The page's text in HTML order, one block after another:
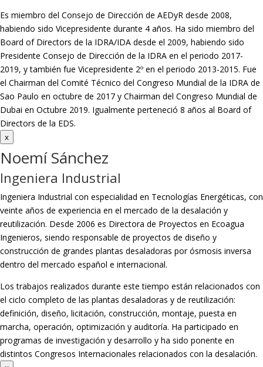
Es miembro del Consejo de Dirección de AEDyR desde 2008,
habiendo sido Vicepresidente durante 4 años. Ha sido miembro del
Board of Directors de la IDRA/IDA desde el 2009, habiendo sido
Presidente Consejo de Dirección de la IDRA en el periodo 2017-
2019, y también fue Vicepresidente 2º en el periodo 2013-2015. Fue
el Chairman del Comité Técnico del Congreso Mundial de la IDRA de
Sao Paulo en octubre de 2017 y Chairman del Congreso Mundial de
Dubai en Octubre 2019. Igualmente perteneció 8 años al Board of
Directors de la EDS.
x
Noemí Sánchez
Ingeniera Industrial
Ingeniera Industrial con especialidad en Tecnologías Energéticas, con
veinte años de experiencia en el mercado de la desalación y
reutilización. Desde 2006 es Directora de Proyectos en Ecoagua
Ingenieros, siendo responsable de proyectos de diseño y
construcción de grandes plantas desaladoras por ósmosis inversa
dentro del mercado español e internacional.
Los trabajos realizados durante este tiempo están relacionados con
el ciclo completo de las plantas desaladoras y de reutilización:
definición, diseño, licitación, construcción, montaje, puesta en
marcha, operación, optimización y auditoría. Ha participado en
programas de investigación y desarrollo y ha sido ponente en
distintos Congresos Internacionales relacionados con la desalación.